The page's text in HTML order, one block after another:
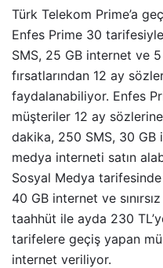
Türk Telekom Prime’a
Enfes Prime 30
SMS, 25 GB internet ve
fırsatlarından 12 ay
faydalanabiliyor. Enfes
müşteriler 12 ay
dakika, 250 SMS, 30 GB
medya interneti satın
Sosyal Medya
40 GB internet ve
taahhüt ile ayda 230
tarifelere geçiş yapan
internet veriliyor.